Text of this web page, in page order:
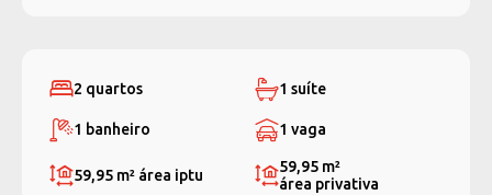
2 quartos 1 suíte
1 banheiro 1 vaga
59,95 m² área iptu
59,95 m²
área privativa